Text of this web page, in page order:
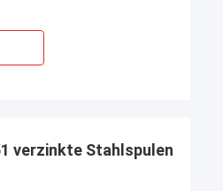
verzinkte Stahlspulen